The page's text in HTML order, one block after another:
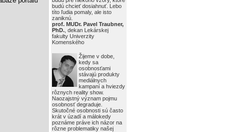
budú chcieť dosiahnuť. Lebo
títo ľudia pomaly, ale isto
zaniknú.
prof. MUDr. Pavel Traubner,
PhD. , dekan Lekárskej
fakulty Univerzity
Komenského
Žijeme v dobe,
kedy sa
osobnosťami
stávajú produkty
mediálnych
kampaní a hviezdy
rôznych reality show.
Naozajstný význam pojmu
osobnosť degraduje.
Skutočné osobnosti sú často
krát v úzadí a málokedy
poznáme práve ich názor na
rôzne problematiky našej